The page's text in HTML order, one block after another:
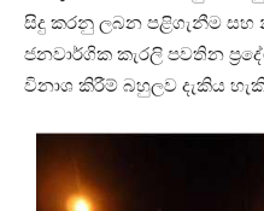
සිදු කරනු ලබන පළිගැනීම සහ
ජනවාර්ගික කැරලි පවතින
විනාශ කිරීම් බහුලව දැකිය